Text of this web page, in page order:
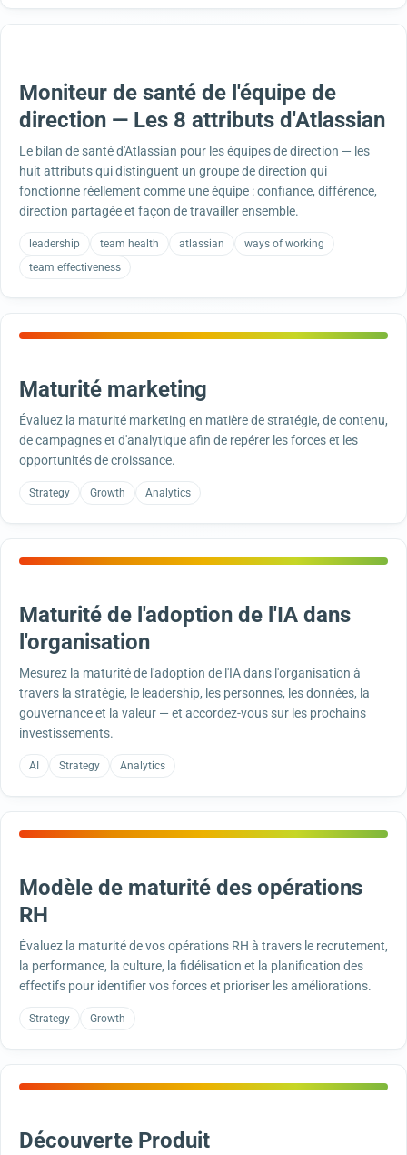
Moniteur de santé de l'équipe de
direction — Les 8 attributs d'Atlassian
Le bilan de santé d'Atlassian pour les équipes de direction — les
huit attributs qui distinguent un groupe de direction qui
fonctionne réellement comme une équipe : confiance, différence,
direction partagée et façon de travailler ensemble.
leadership team health atlassian
ways of working
team effectiveness
Maturité marketing
Évaluez la maturité marketing en matière de stratégie, de contenu,
de campagnes et d'analytique afin de repérer les forces et les
opportunités de croissance.
Strategy Growth Analytics
Maturité de l'adoption de l'IA dans
l'organisation
Mesurez la maturité de l'adoption de l'IA dans l'organisation à
travers la stratégie, le leadership, les personnes, les données, la
gouvernance et la valeur — et accordez-vous sur les prochains
investissements.
AI Strategy Analytics
Modèle de maturité des opérations
RH
Évaluez la maturité de vos opérations RH à travers le recrutement,
la performance, la culture, la fidélisation et la planification des
effectifs pour identifier vos forces et prioriser les améliorations.
Strategy Growth
Découverte Produit